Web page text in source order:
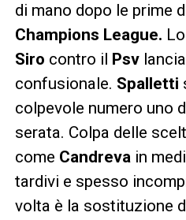
di mano dopo le prime
Champions League.
Siro contro il Psvlancia l
confusionale. Spalletti
colpevole numero uno
serata. Colpa delle
come Candrevain
tardivi e spesso
volta è la sostituzione